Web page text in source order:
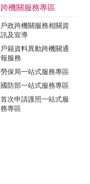
跨機關服務專區
戶政跨機關服務相關資
訊及宣導
戶籍資料異動跨機關通
報服務
勞保局一站式服務專區
國防部一站式服務專區
首次申請護照一站式服
務專區